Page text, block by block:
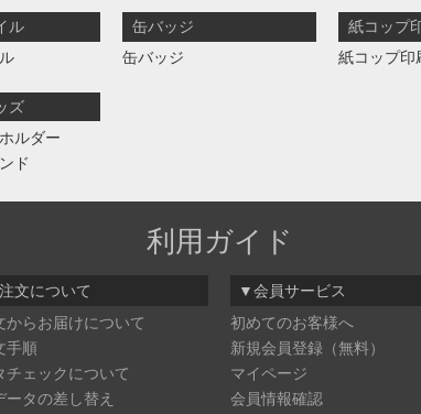
ル
缶バッジ
缶バッジ
紙コップ
紙コップ印
ズ
ルダー
ド
利用ガイド
文について
からお届けについて
手順
チェックについて
ータの差し替え
▼会員サービス
初めてのお客様へ
新規会員登録（無料）
マイページ
会員情報確認